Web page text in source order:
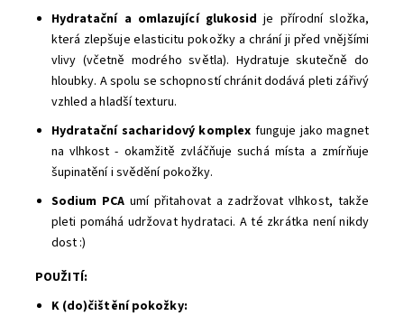
Hydratační a omlazující glukosid je přírodní složka,
která zlepšuje elasticitu pokožky a chrání ji před vnějšími
vlivy (včetně modrého světla). Hydratuje skutečně do
hloubky. A spolu se schopností chránit dodává pleti zářivý
vzhled a hladší texturu.
Hydratační sacharidový komplex funguje jako magnet
na vlhkost - okamžitě zvláčňuje suchá místa a zmírňuje
šupinatění i svědění pokožky.
Sodium PCA umí přitahovat a zadržovat vlhkost, takže
pleti pomáhá udržovat hydrataci. A té zkrátka není nikdy
dost :)
POUŽITÍ:
K (do)čištění pokožky: